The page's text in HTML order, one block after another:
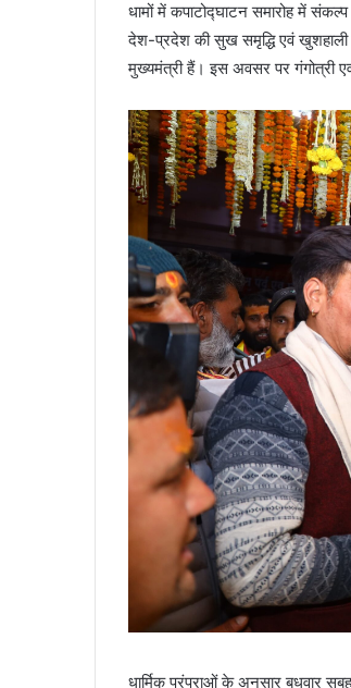
धामों में कपाटोद्घाटन समारोह में
देश-प्रदेश की सुख समृद्धि एवं खुशहाली
मुख्यमंत्री हैं। इस अवसर पर गंगोत्री
धार्मिक परंपराओं के अनुसार बुधवार